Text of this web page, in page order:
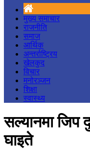
मुख्य समाचार
राजनीति
समाज
आर्थिक
अन्तर्राष्ट्रिय
खेलकुद
विचार
मनोरञ्जन
शिक्षा
स्वास्थ्य
सल्यानमा जिप
घाइते